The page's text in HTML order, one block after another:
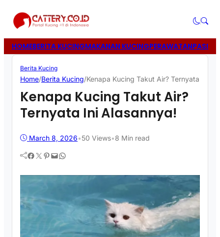
HOMEBERITA KUCINGMAKANAN KUCINGPERAWATANPASIR
Berita Kucing
Home/Berita Kucing/Kenapa Kucing Takut Air? Ternyata Ini
Kenapa Kucing Takut Air?
Ternyata Ini Alasannya!
March 8, 2026•50 Views•8 Min read
Facebook Twitter Pinterest Mail WhatsApp